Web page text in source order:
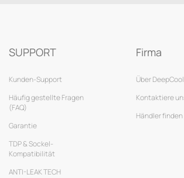
SUPPORT
Kunden-Support
Häufig gestellte Fragen
(FAQ)
Garantie
TDP & Sockel-
Kompatibilität
ANTI-LEAK TECH
Firma
Über DeepCool
Kontaktiere
Händler finden